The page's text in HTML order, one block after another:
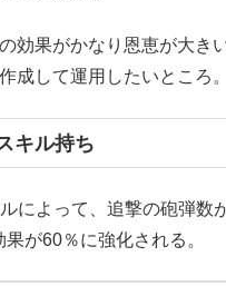
効果がかなり恩恵が大き
成して運用したいところ。
キル持ち
によって、追撃の砲弾数
果が60％に強化される。